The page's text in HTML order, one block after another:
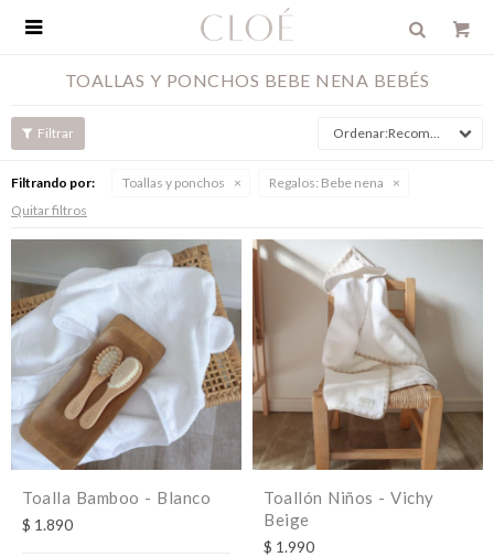

TOALLAS Y PONCHOS BEBE NENA BEBÉS
Recomendados
Filtrando por: Toallas y ponchos Regalos: Bebe nena
Quitar filtros
Toalla Bamboo - Blanco
$ 1.890
Toallón Niños - Vichy
Beige
$ 1.990